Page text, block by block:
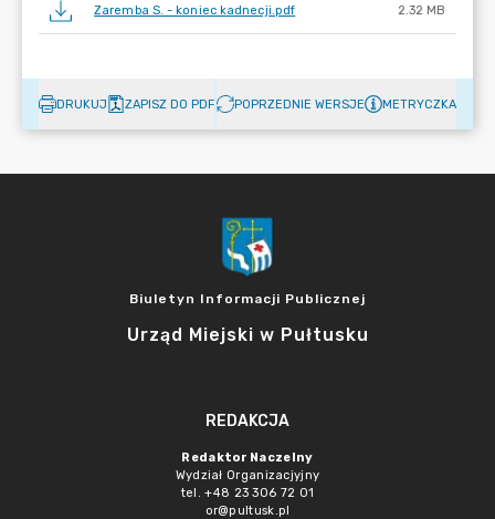
Zaremba S. - koniec kadnecji.pdf 2.32 MB
DRUKUJ ZAPISZ DO PDF POPRZEDNIE WERSJE METRYCZKA
Biuletyn Informacji Publicznej
Urząd Miejski w Pułtusku
REDAKCJA
Redaktor Naczelny
Wydział Organizacjyjny
tel. +48 23 306 72 01
or@pultusk.pl